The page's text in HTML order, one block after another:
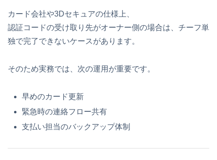
カード会社や3Dセキュアの仕様上、
認証コードの受け取り先がオーナー側の場合は、チーフ単
独で完了できないケースがあります。
そのため実務では、次の運用が重要です。
早めのカード更新
緊急時の連絡フロー共有
支払い担当のバックアップ体制